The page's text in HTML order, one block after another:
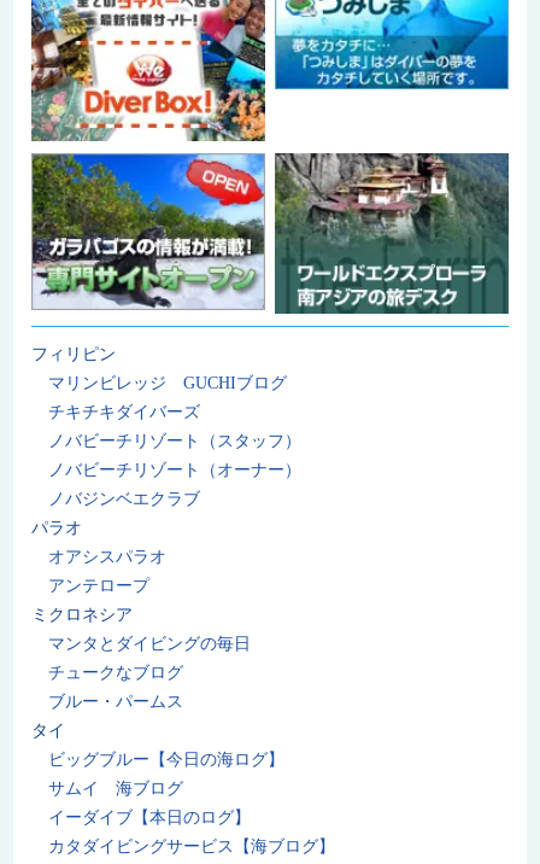
フィリピン
マリンビレッジ GUCHIブログ
チキチキダイバーズ
ノバビーチリゾート（スタッフ）
ノバビーチリゾート（オーナー）
ノバジンベエクラブ
パラオ
オアシスパラオ
アンテロープ
ミクロネシア
マンタとダイビングの毎日
チュークなブログ
ブルー・パームス
タイ
ビッグブルー【今日の海ログ】
サムイ 海ブログ
イーダイブ【本日のログ】
カタダイビングサービス【海ブログ】